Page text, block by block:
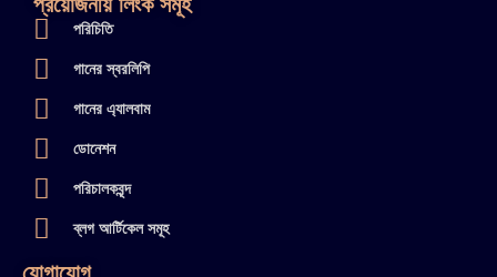
পরিচিতি
গানের স্বরলিপি
গানের এ্যালবাম
ডোনেশন
পরিচালকবৃন্দ
ব্লগ আর্টিকেল সমূহ